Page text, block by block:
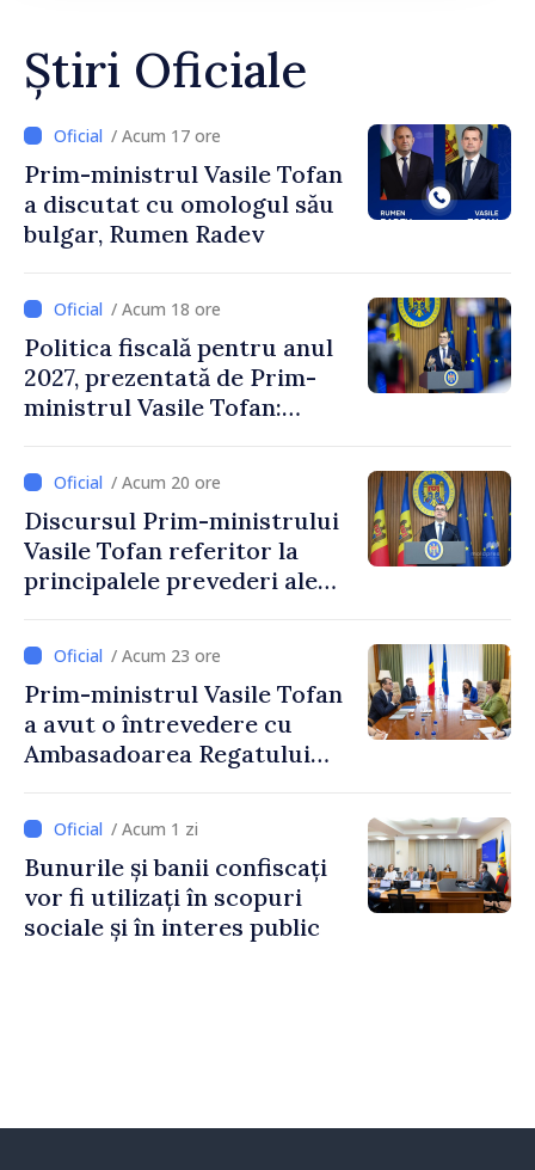
Știri Oficiale
/ Acum 17 ore
Prim-ministrul Vasile Tofan
a discutat cu omologul său
bulgar, Rumen Radev
/ Acum 18 ore
Politica fiscală pentru anul
2027, prezentată de Prim-
ministrul Vasile Tofan:
stimularea investițiilor și o
taxare mai echitabilă
/ Acum 20 ore
Discursul Prim-ministrului
Vasile Tofan referitor la
principalele prevederi ale
2027
/ Acum 23 ore
Prim-ministrul Vasile Tofan
a avut o întrevedere cu
Ambasadoarea Regatului
Irlandei de Nord, Fern
Horine / Acum 1 zi
Bunurile și banii confiscați
vor fi utilizați în scopuri
sociale și în interes public